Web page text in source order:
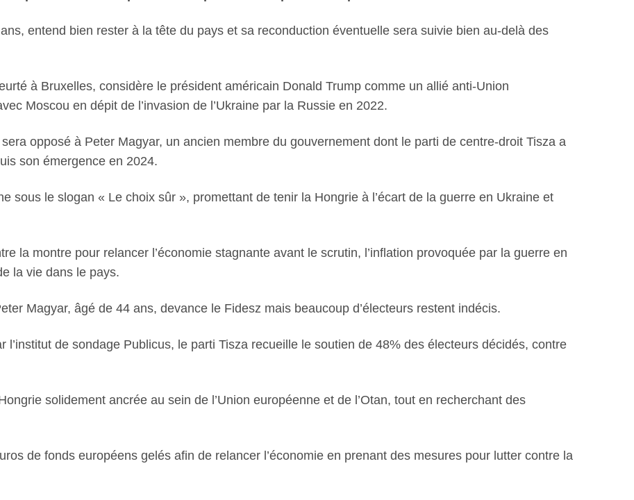
entend bien rester à la tête du pays et sa reconduction éventuelle sera suivie bien au-delà des
à Bruxelles, considère le président américain Donald Trump comme un allié anti-Union
Moscou en dépit de l’invasion de l’Ukraine par la Russie en 2022.
opposé à Peter Magyar, un ancien membre du gouvernement dont le parti de centre-droit Tisza a
son émergence en 2024.
sous le slogan « Le choix sûr », promettant de tenir la Hongrie à l’écart de la guerre en Ukraine et
la montre pour relancer l’économie stagnante avant le scrutin, l’inflation provoquée par la guerre en
la vie dans le pays.
Magyar, âgé de 44 ans, devance le Fidesz mais beaucoup d’électeurs restent indécis.
l’institut de sondage Publicus, le parti Tisza recueille le soutien de 48% des électeurs décidés, contre
solidement ancrée au sein de l’Union européenne et de l’Otan, tout en recherchant des
de fonds européens gelés afin de relancer l’économie en prenant des mesures pour lutter contre la